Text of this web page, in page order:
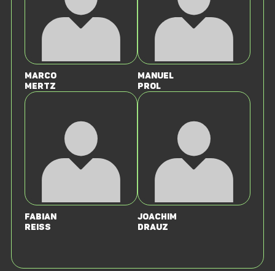
Marco
Mertz
Manuel
Prol
Fabian
Reiss
Joachim
Drauz